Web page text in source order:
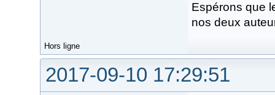
Espérons que
nos deux
Hors ligne
2017-09-10 17:29:51